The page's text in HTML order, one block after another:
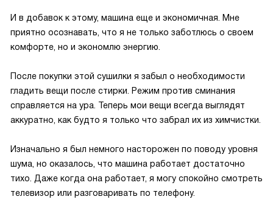
И в добавок к этому, машина еще и экономичная. Мне
приятно осознавать, что я не только заботлюсь о своем
комфорте, но и экономлю энергию.
После покупки этой сушилки я забыл о необходимости
гладить вещи после стирки. Режим против сминания
справляется на ура. Теперь мои вещи всегда выглядят
аккуратно, как будто я только что забрал их из химчистки.
Изначально я был немного насторожен по поводу уровня
шума, но оказалось, что машина работает достаточно
тихо. Даже когда она работает, я могу спокойно смотреть
телевизор или разговаривать по телефону.